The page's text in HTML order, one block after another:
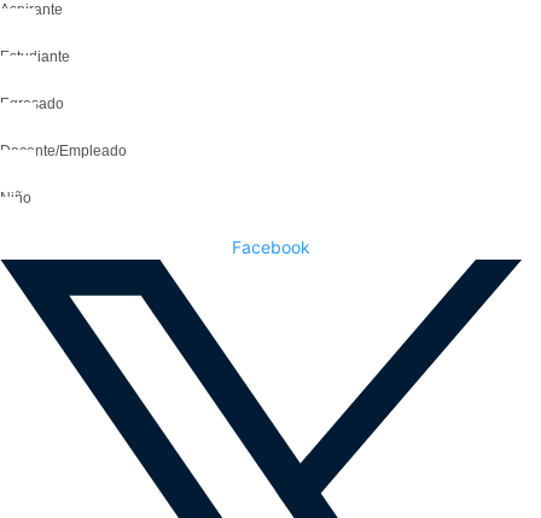
Aspirante
Estudiante
Egresado
Docente/Empleado
Niño
Facebook